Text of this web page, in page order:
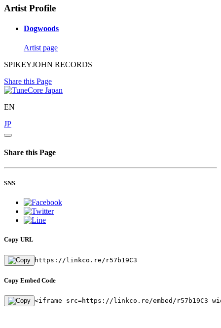
Artist Profile
Dogwoods
Artist page
SPIKEYJOHN RECORDS
Share this Page
EN
JP
Share this Page
SNS
Copy URL
https://linkco.re/r57b19C3
Copy Embed Code
<iframe src=https://linkco.re/embed/r57b19C3